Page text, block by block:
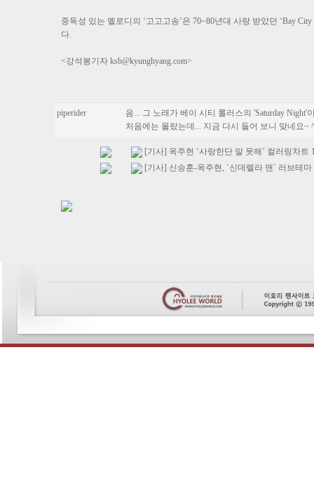
중독성 있는 멜로디의 ‘고고고송’은 70~80년대 사랑 받았던 ‘Bay
다.
<강석봉기자ksb@kyunghyang.com>
piperider
음... 그 노래가 베이 시티 롤러스의 'Saturday Night'
처음에는 몰랐는데... 지금 다시 들어 보니 맞네요~
[기사] 옥주현 ‘사랑한단 말 못해’ 컬러링차트
[기사] 신승훈-옥주현, `신데렐라 맨` 러브테마